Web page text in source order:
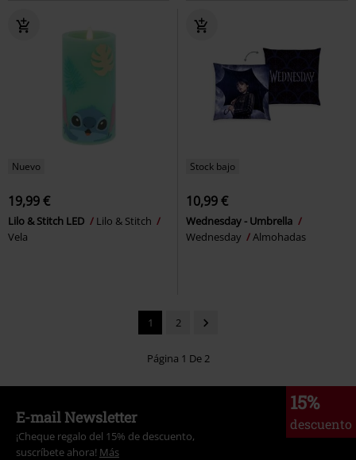
Nuevo
19,99 €
Lilo & Stitch LED
Lilo & Stitch
Vela
Stock bajo
10,99 €
Wednesday - Umbrella
Wednesday
Almohadas
1 2
Página 1 De 2
15%
descuento
E-mail Newsletter
¡Cheque regalo del 15% de descuento,
suscríbete ahora! Más